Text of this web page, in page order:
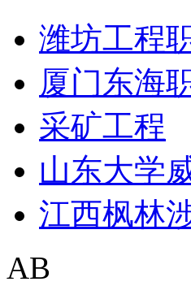
潍坊工程
厦门东海
采矿工程
山东大学
江西枫林
AB